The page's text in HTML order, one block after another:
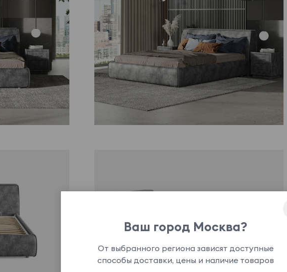
Ваш город Москва?
От выбранного региона зависят доступные
способы доставки, цены и наличие товаров